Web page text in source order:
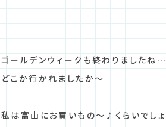
ゴールデンウィークも終わりましたね…
どこか行かれましたか～
私は富山にお買いもの～♪くらいでし